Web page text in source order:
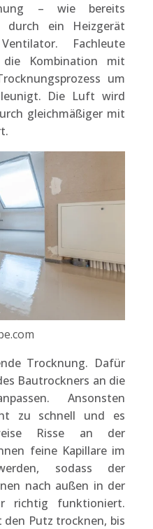
– wie bereits
durch ein Heizgerät
Fachleute
Kombination mit
um
Die Luft wird
gleichmäßiger mit
Trocknung. Dafür
Bautrockners an die
Ansonsten
zu schnell und es
Risse an der
feine Kapillare im
sodass der
nach außen in der
richtig funktioniert.
den Putz trocknen, bis